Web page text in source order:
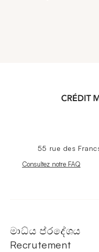
55 rue des
Nouvelle fenêtre
Consultez notre FAQ
මාධ්ය ප්රදේශය
Recrutement